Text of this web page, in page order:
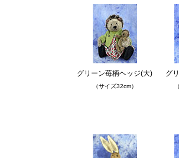
グリーン苺柄ヘッジ(大)
（サイズ32cm）
グ